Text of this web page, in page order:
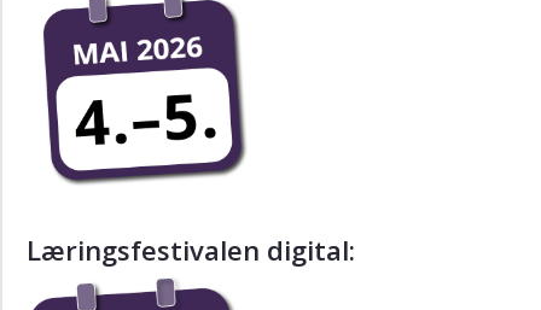
Læringsfestivalen digital: